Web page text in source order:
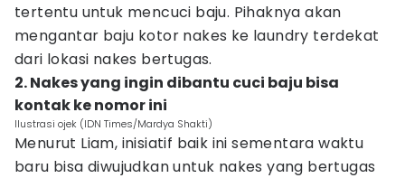
tertentu untuk mencuci baju. Pihaknya akan
mengantar baju kotor nakes ke laundry terdekat
dari lokasi nakes bertugas.
2. Nakes yang ingin dibantu cuci baju bisa
kontak ke nomor ini
Ilustrasi ojek (IDN Times/Mardya Shakti)
Menurut Liam, inisiatif baik ini sementara waktu
baru bisa diwujudkan untuk nakes yang bertugas